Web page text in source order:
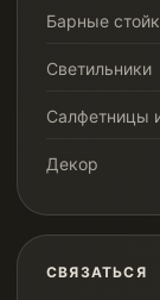
Барные
Светильники
Салфетницы
Декор
СВЯЗАТЬСЯ